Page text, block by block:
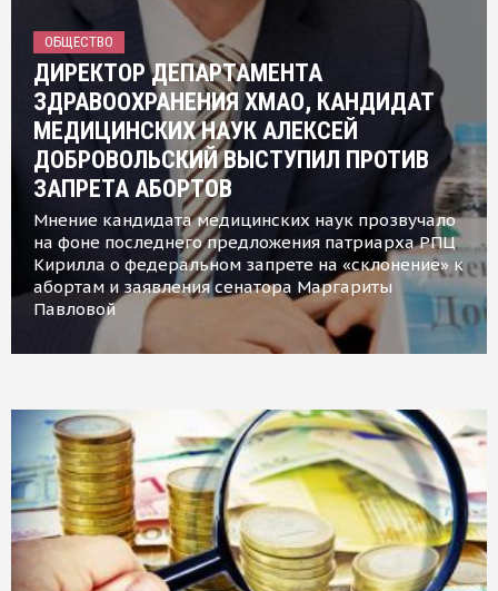
ОБЩЕСТВО
ДИРЕКТОР ДЕПАРТАМЕНТА
ЗДРАВООХРАНЕНИЯ ХМАО, КАНДИДАТ
МЕДИЦИНСКИХ НАУК АЛЕКСЕЙ
ДОБРОВОЛЬСКИЙ ВЫСТУПИЛ ПРОТИВ
ЗАПРЕТА АБОРТОВ
Мнение кандидата медицинских наук прозвучало
на фоне последнего предложения патриарха РПЦ
Кирилла о федеральном запрете на «склонение» к
абортам и заявления сенатора Маргариты
Павловой